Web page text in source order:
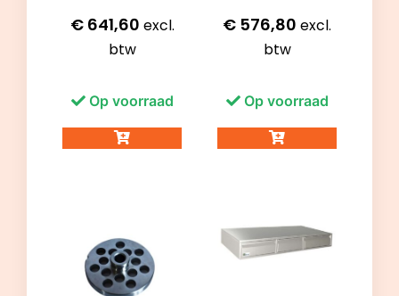
€641,60 excl.
btw
Op voorraad
€ 576,80 excl.
btw
Op voorraad